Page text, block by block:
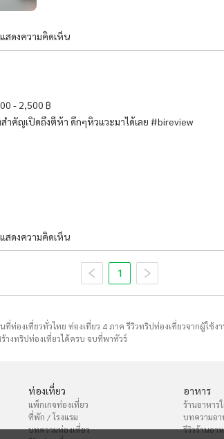
แสดงความคิดเห็น
- 2,500 ฿
ำคัญเปิดถึงตีห้า ดึกๆหิวแวะมาได้เลย #bireview
แสดงความคิดเห็น
1
ที่ท่องเที่ยวทั่วไทย ท่องเที่ยว 4 ภาค รีวิวทริปท่องเที่ยวจากผู้ใช้
างทริปท่องเที่ยวได้ครบ จบที่พาทัวร์
ท่องเที่ยว
แพ็กเกจท่องเที่ยว
ที่พัก / โรงแรม
บทความท่องเที่ยว
อาหาร
ร้านอาหาร
บทความอา
รีวิวร้านอา